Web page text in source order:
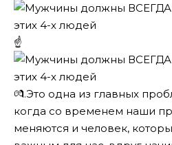
☝
💏.Это одна из главных
когда со временем наши
меняются и человек,